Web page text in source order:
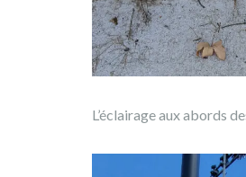
L’éclairage aux abords